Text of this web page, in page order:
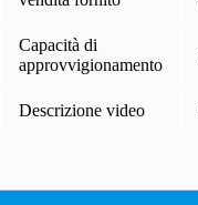
Capacità di
approvvigionamento
Descrizione video